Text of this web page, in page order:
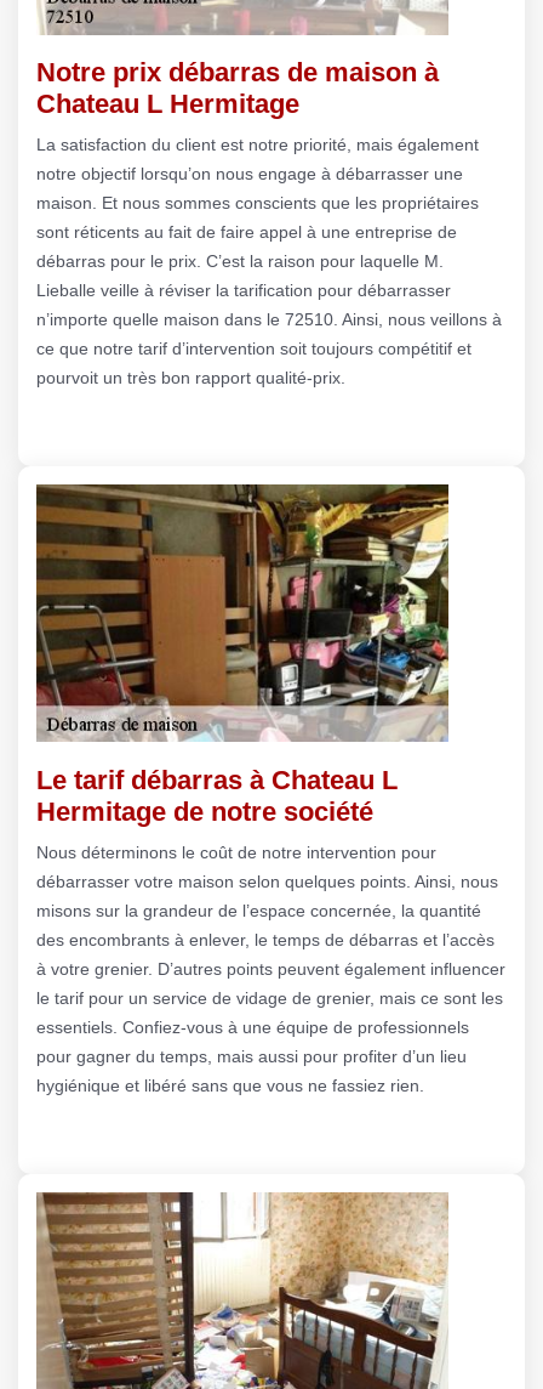
Notre prix débarras de maison à
Chateau L Hermitage
La satisfaction du client est notre priorité, mais également
notre objectif lorsqu’on nous engage à débarrasser une
maison. Et nous sommes conscients que les propriétaires
sont réticents au fait de faire appel à une entreprise de
débarras pour le prix. C’est la raison pour laquelle M.
Lieballe veille à réviser la tarification pour débarrasser
n’importe quelle maison dans le 72510. Ainsi, nous veillons à
ce que notre tarif d’intervention soit toujours compétitif et
pourvoit un très bon rapport qualité-prix.
Le tarif débarras à Chateau L
Hermitage de notre société
Nous déterminons le coût de notre intervention pour
débarrasser votre maison selon quelques points. Ainsi, nous
misons sur la grandeur de l’espace concernée, la quantité
des encombrants à enlever, le temps de débarras et l’accès
à votre grenier. D’autres points peuvent également influencer
le tarif pour un service de vidage de grenier, mais ce sont les
essentiels. Confiez-vous à une équipe de professionnels
pour gagner du temps, mais aussi pour profiter d’un lieu
hygiénique et libéré sans que vous ne fassiez rien.